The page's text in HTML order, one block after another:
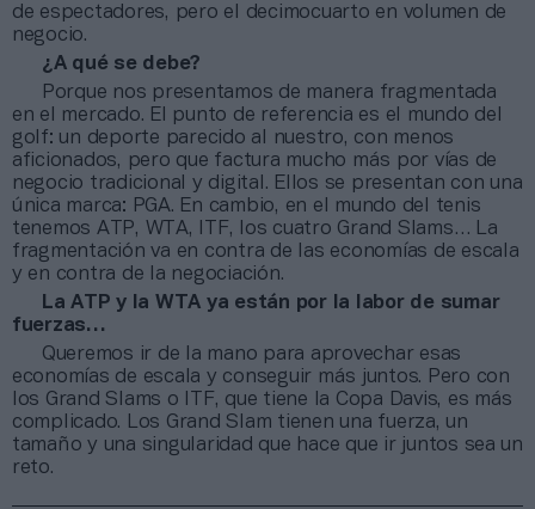
de espectadores, pero el decimocuarto en volumen de
negocio.
¿A qué se debe?
Porque nos presentamos de manera fragmentada
en el mercado. El punto de referencia es el mundo del
golf: un deporte parecido al nuestro, con menos
aficionados, pero que factura mucho más por vías de
negocio tradicional y digital. Ellos se presentan con una
única marca: PGA. En cambio, en el mundo del tenis
tenemos ATP, WTA, ITF, los cuatro Grand Slams… La
fragmentación va en contra de las economías de escala
y en contra de la negociación.
La ATP y la WTA ya están por la labor de sumar
fuerzas…
Queremos ir de la mano para aprovechar esas
economías de escala y conseguir más juntos. Pero con
los Grand Slams o ITF, que tiene la Copa Davis, es más
complicado. Los Grand Slam tienen una fuerza, un
tamaño y una singularidad que hace que ir juntos sea un
reto.